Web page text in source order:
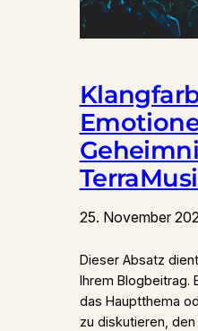
25. November
Dieser Absatz
Ihrem Blogbeitrag.
das Hauptthema
zu diskutieren,